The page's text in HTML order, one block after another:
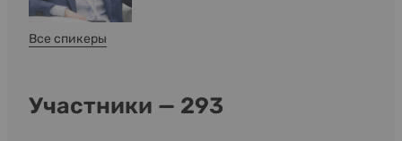
Все спикеры
Участники — 293